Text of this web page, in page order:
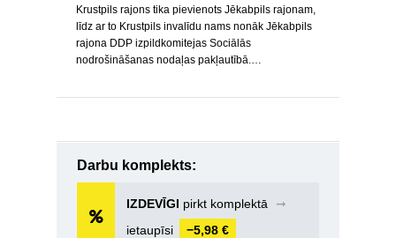
Krustpils rajons tika pievienots Jēkabpils rajonam,
līdz ar to Krustpils invalīdu nams nonāk Jēkabpils
rajona DDP izpildkomitejas Sociālās
nodrošināšanas nodaļas pakļautībā.…
Darbu komplekts:
IZDEVĪGI pirkt komplektā
➞
ietaupīsi
−5,98 €